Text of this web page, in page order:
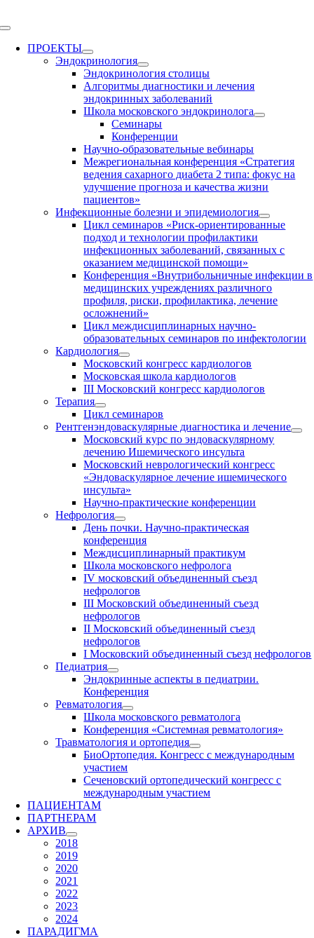
to
Toggle
NavigationПРОЕКТЫ
Эндокринология
Эндокринология столицы
Алгоритмы диагностики и лечения
эндокринных заболеваний
Школа московского эндокринолога
Семинары
Конференции
Научно-образовательные вебинары
Межрегиональная конференция «Стратегия
ведения сахарного диабета 2 типа: фокус на
улучшение прогноза и качества жизни
пациентов»
Инфекционные болезни и эпидемиология
Цикл семинаров «Риск-ориентированные
подход и технологии профилактики
инфекционных заболеваний, связанных с
оказанием медицинской помощи»
Конференция «Внутрибольничные инфекции в
медицинских учреждениях различного
профиля, риски, профилактика, лечение
осложнений»
Цикл междисциплинарных научно-
образовательных семинаров по инфектологии
Кардиология
Московский конгресс кардиологов
Московская школа кардиологов
III Московский конгресс кардиологов
Терапия
Цикл семинаров
Рентгенэндоваскулярные диагностика и лечение
Московский курс по эндоваскулярному
лечению Ишемического инсульта
Московский неврологический конгресс
«Эндоваскулярное лечение ишемического
инсульта»
Научно-практические конференции
Нефрология
День почки. Научно-практическая
конференция
Междисциплинарный практикум
Школа московского нефролога
IV московский объединенный съезд
нефрологов
III Московский объединенный съезд
нефрологов
II Московский объединенный съезд
нефрологов
I Московский объединенный съезд нефрологов
Педиатрия
Эндокринные аспекты в педиатрии.
Конференция
Ревматология
Школа московского ревматолога
Конференция «Системная ревматология»
Травматология и ортопедия
БиоОртопедия. Конгресс с международным
участием
Сеченовский ортопедический конгресс с
международным участием
ПАЦИЕНТАМ
ПАРТНЕРАМ
АРХИВ
2018
2019
2020
2021
2022
2023
2024
ПАРАДИГМА